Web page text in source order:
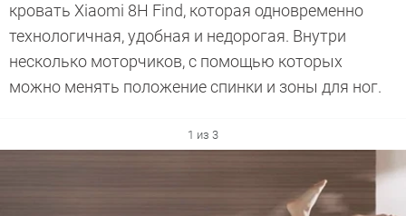
кровать Xiaomi 8H Find, которая одновременно
технологичная, удобная и недорогая. Внутри
несколько моторчиков, с помощью которых
можно менять положение спинки и зоны для ног.
1 из 3